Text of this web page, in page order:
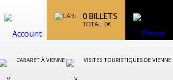
0 BILLETS
TOTAL: 0€
CABARET À VIENNE VISITES TOURISTIQUES DE VIENNE